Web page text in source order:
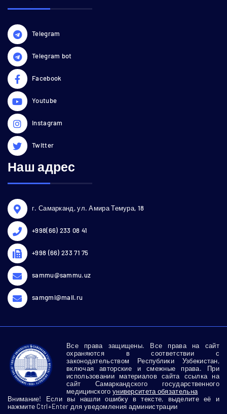
Telegram
Telegram bot
Facebook
Youtube
Instagram
Twitter
Наш адрес
г. Самарканд, ул. Амира Темура, 18
+998(66) 233 08 41
+998 (66) 233 71 75
sammu@sammu.uz
samgmi@mail.ru
Все права защищены. Все права на сайт
охраняются в соответствии с
законодательством Республики Узбекистан,
включая авторские и смежные права. При
использовании материалов сайта ссылка на
сайт Самаркандского государственного
медицинского университета обязательна
Внимание! Если вы нашли ошибку в тексте, выделите её и
нажмите Ctrl+Enter для уведомления администрации